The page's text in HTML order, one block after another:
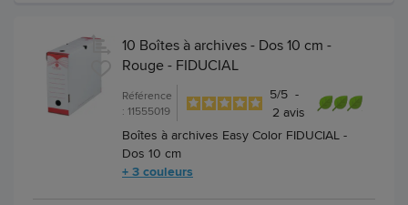
10 Boîtes à archives - Dos 10 cm -
Rouge - FIDUCIAL
Référence
: 11555019
5/5 -
2 avis
Boîtes à archives Easy Color FIDUCIAL -
Dos 10 cm
+ 3 couleurs